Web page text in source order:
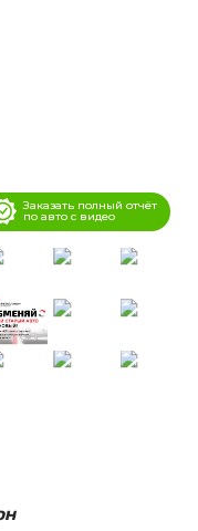
Заказать полный отчёт
по авто с видео